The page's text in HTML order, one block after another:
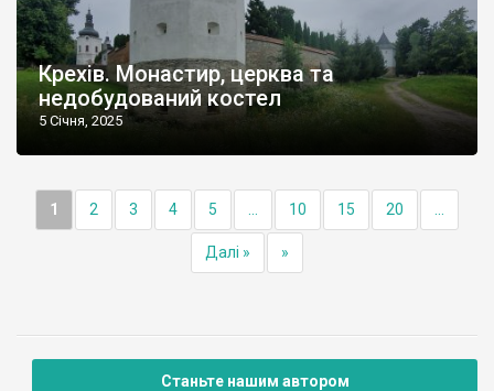
Крехів. Монастир, церква та
недобудований костел
5 Січня, 2025
1 2 3 4 5 10 15 20
Далі » »
Станьте нашим автором